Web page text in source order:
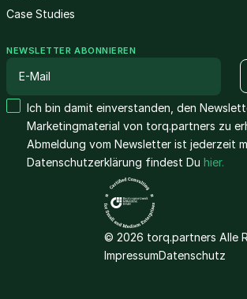
Case Studies
NEWSLETTER ABONNIEREN
Ich bin damit einverstanden, den
Marketingmaterial von torq.partners zu
Abmeldung vom Newsletter ist jederzeit
Datenschutzerklärung findest Du hier.
© 2026 torq.partners Alle
ImpressumDatenschutz